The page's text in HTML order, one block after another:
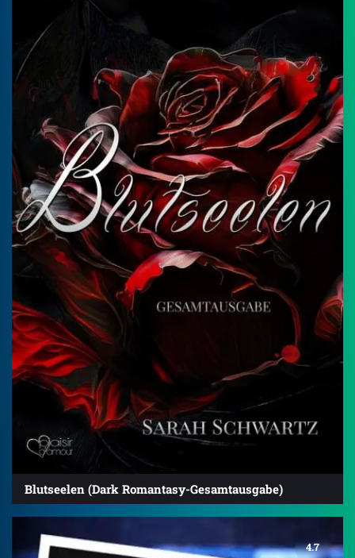
Blutseelen (Dark Romantasy-Gesamtausgabe)
4.7